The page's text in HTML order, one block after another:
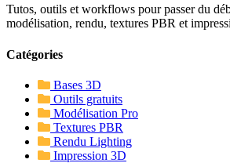
Tutos, outils et workflows pour passer du
modélisation, rendu, textures PBR et
Catégories
Bases 3D
Outils gratuits
Modélisation Pro
Textures PBR
Rendu Lighting
Impression 3D